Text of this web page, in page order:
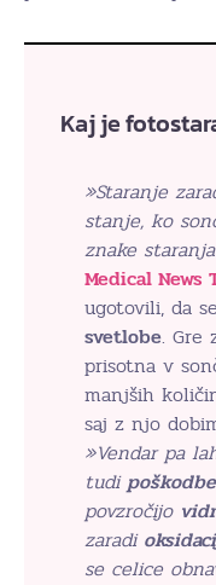
Kaj je
»Staranje
stanje, ko
znake
Medical News
ugotovili, da
svetlobe. Gre
prisotna v
manjših
saj z njo
»Vendar pa
tudi
povzročijo
zaradi
se celice